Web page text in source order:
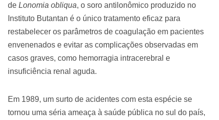
de Lonomia obliqua, o soro antilonômico produzido no
Instituto Butantan é o único tratamento eficaz para
restabelecer os parâmetros de coagulação em pacientes
envenenados e evitar as complicações observadas em
casos graves, como hemorragia intracerebral e
insuficiência renal aguda.
Em 1989, um surto de acidentes com esta espécie se
tornou uma séria ameaça à saúde pública no sul do país,